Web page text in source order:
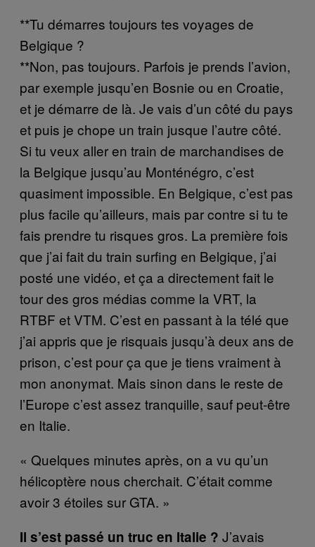
**Tu démarres toujours tes voyages de
Belgique ?
**Non, pas toujours. Parfois je prends l’avion,
par exemple jusqu’en Bosnie ou en Croatie,
et je démarre de là. Je vais d’un côté du pays
et puis je chope un train jusque l’autre côté.
Si tu veux aller en train de marchandises de
la Belgique jusqu’au Monténégro, c’est
quasiment impossible. En Belgique, c’est pas
plus facile qu’ailleurs, mais par contre si tu te
fais prendre tu risques gros. La première fois
que j’ai fait du train surfing en Belgique, j’ai
posté une vidéo, et ça a directement fait le
tour des gros médias comme la VRT, la
RTBF et VTM. C’est en passant à la télé que
j’ai appris que je risquais jusqu’à deux ans de
prison, c’est pour ça que je tiens vraiment à
mon anonymat. Mais sinon dans le reste de
l’Europe c’est assez tranquille, sauf peut-être
en Italie.
« Quelques minutes après, on a vu qu’un
hélicoptère nous cherchait. C’était comme
avoir 3 étoiles sur GTA. »
Il s’est passé un truc en Italie ? J’avais